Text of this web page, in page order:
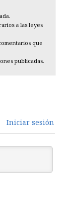
a las leyes
que
publicadas.
Iniciar sesión